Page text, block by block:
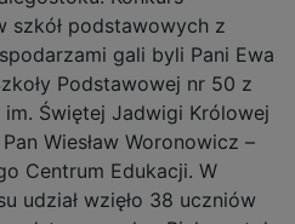
szkół podstawowych z
gali byli Pani Ewa
Podstawowej nr 50 z
im. Świętej Jadwigi Królowej
Wiesław Woronowicz –
Centrum Edukacji. W
udział wzięło 38 uczniów